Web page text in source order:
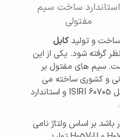
استاندارد ساخت سیم
مفتولی
و تولیدکابل
گرفته شود. یکی از این
سیم های مفتول بر
و کشوری ساخته می
شوند. استاندارد داخل این نوع کابل ISIRI 60705 و استاندارد
بر اساس ولتاژ نامی